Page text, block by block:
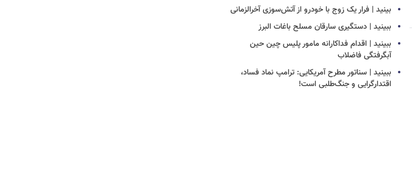
بینید | فرار یک زوج با خودرو از آتش‌سوزی آخرالزمانی
ببینید | دستگیری سارقان مسلح باغات البرز
ببینید | اقدام فداکارانه مامور پلیس چین حین
آبگرفتگی فاضلاب
ببینید | سناتور مطرح آمریکایی: ترامپ نماد فساد،
اقتدارگرایی و جنگ‌طلبی است!